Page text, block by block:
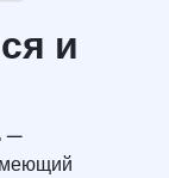
и
—